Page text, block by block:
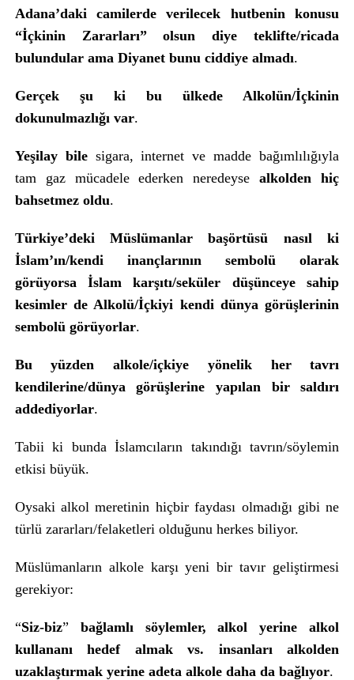
Adana’daki camilerde verilecek hutbenin konusu
“İçkinin Zararları” olsun diye teklifte/ricada
bulundular ama Diyanet bunu ciddiye almadı.
Gerçek şu ki bu ülkede Alkolün/İçkinin
dokunulmazlığı var.
Yeşilay bilesigara, internet ve madde bağımlılığıyla
tam gaz mücadele ederken neredeysealkolden hiç
bahsetmez oldu.
Türkiye’deki Müslümanlar başörtüsü nasıl ki
İslam’ın/kendi inançlarının sembolü olarak
görüyorsa İslam karşıtı/seküler düşünceye sahip
kesimler de Alkolü/İçkiyi kendi dünya görüşlerinin
sembolü görüyorlar.
Bu yüzden alkole/içkiye yönelik her tavrı
kendilerine/dünya görüşlerine yapılan bir saldırı
addediyorlar.
Tabii ki bunda İslamcıların takındığı tavrın/söylemin
etkisi büyük.
Oysaki alkol meretinin hiçbir faydası olmadığı gibi ne
türlü zararları/felaketleri olduğunu herkes biliyor.
Müslümanların alkole karşı yeni bir tavır geliştirmesi
gerekiyor:
“Siz-biz” bağlamlı söylemler, alkol yerine alkol
kullananı hedef almak vs. insanları alkolden
uzaklaştırmak yerine adeta alkole daha da bağlıyor.